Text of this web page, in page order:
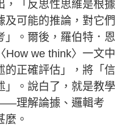
，「反思性思維是根據
及可能的推論，對它們
」。爾後，羅伯特．恩
How we think〉一文中
的正確評估」，將「信
」。說白了，就是教學
理解論據、邏輯考
麼。